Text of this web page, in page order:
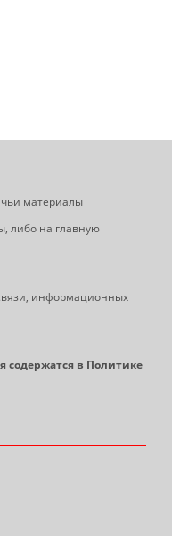
чьи материалы
либо на главную
информационных
содержатся в Политике